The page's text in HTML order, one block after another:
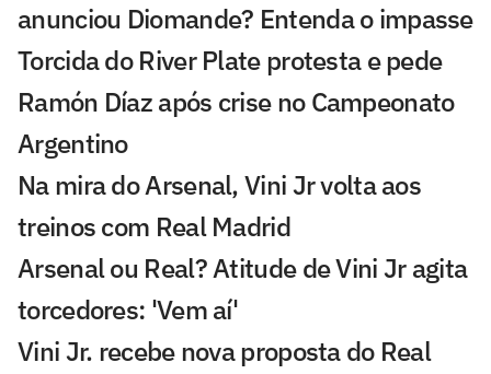
anunciou Diomande? Entenda o impasse
Torcida do River Plate protesta e pede
Ramón Díaz após crise no Campeonato
Argentino
Na mira do Arsenal, Vini Jr volta aos
treinos com Real Madrid
Arsenal ou Real? Atitude de Vini Jr agita
torcedores: 'Vem aí'
Vini Jr. recebe nova proposta do Real